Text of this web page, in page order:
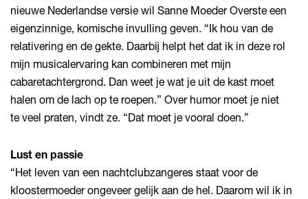
nieuwe Nederlandse versie wil Sanne Moeder Overste een
eigenzinnige, komische invulling geven. “Ik hou van de
relativering en de gekte. Daarbij helpt het dat ik in deze rol
mijn musicalervaring kan combineren met mijn
cabaretachtergrond. Dan weet je wat je uit de kast moet
halen om de lach op te roepen.” Over humor moet je niet
te veel praten, vindt ze. “Dat moet je vooral doen.”
Lust en passie
“Het leven van een nachtclubzangeres staat voor de
kloostermoeder ongeveer gelijk aan de hel. Daarom wil ik in